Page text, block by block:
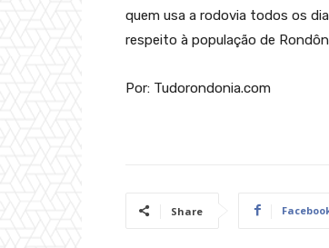
quem usa a rodovia todos os
respeito à população de
Por: Tudorondonia.com
Share